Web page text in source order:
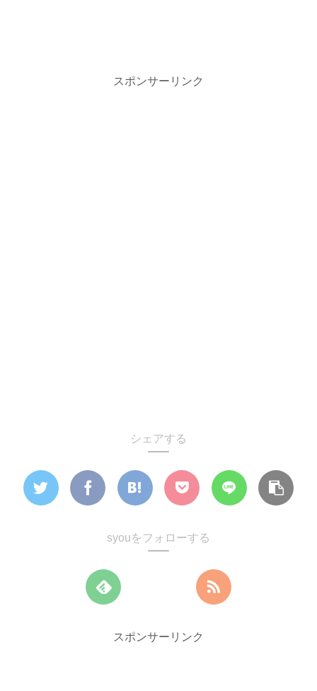
スポンサーリンク
シェアする
syouをフォローする
スポンサーリンク